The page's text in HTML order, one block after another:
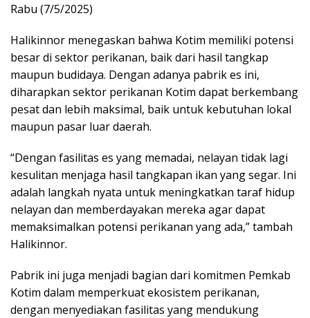
Rabu (7/5/2025)
Halikinnor menegaskan bahwa Kotim memiliki potensi
besar di sektor perikanan, baik dari hasil tangkap
maupun budidaya. Dengan adanya pabrik es ini,
diharapkan sektor perikanan Kotim dapat berkembang
pesat dan lebih maksimal, baik untuk kebutuhan lokal
maupun pasar luar daerah.
“Dengan fasilitas es yang memadai, nelayan tidak lagi
kesulitan menjaga hasil tangkapan ikan yang segar. Ini
adalah langkah nyata untuk meningkatkan taraf hidup
nelayan dan memberdayakan mereka agar dapat
memaksimalkan potensi perikanan yang ada,” tambah
Halikinnor.
Pabrik ini juga menjadi bagian dari komitmen Pemkab
Kotim dalam memperkuat ekosistem perikanan,
dengan menyediakan fasilitas yang mendukung